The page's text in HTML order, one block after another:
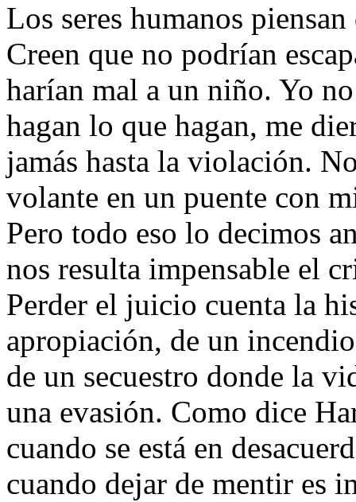
Los seres humanos
Creen que no podrían
harían mal a un niño. Yo
hagan lo que hagan, me
jamás hasta la violación.
volante en un puente con
Pero todo eso lo decimos
nos resulta impensable el
Perder el juicio cuenta la
apropiación, de un
de un secuestro donde la
una evasión. Como dice
cuando se está en
cuando dejar de mentir es